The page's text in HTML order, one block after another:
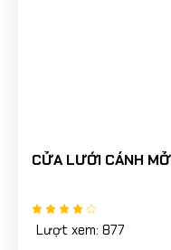
CỬA LƯỚI CÁNH MỞ
Lượt xem: 877